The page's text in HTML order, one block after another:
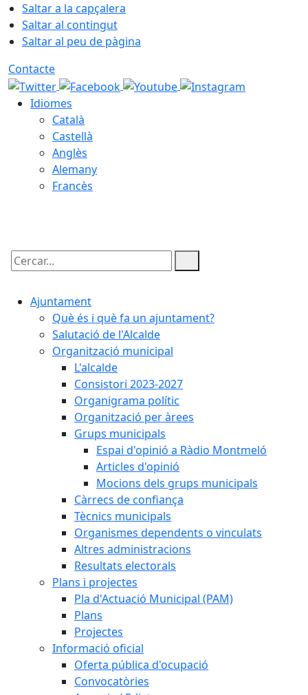
Saltar a la capçalera
Saltar al contingut
Saltar al peu de pàgina
Contacte
Idiomes
Català
Castellà
Anglès
Alemany
Francès
Cercar:
Ajuntament
Què és i què fa un ajuntament?
Salutació de l'Alcalde
Organització municipal
L'alcalde
Consistori 2023-2027
Organigrama polític
Organització per àrees
Grups municipals
Espai d'opinió a Ràdio Montmeló
Articles d'opinió
Mocions dels grups municipals
Càrrecs de confiança
Tècnics municipals
Organismes dependents o vinculats
Altres administracions
Resultats electorals
Plans i projectes
Pla d'Actuació Municipal (PAM)
Plans
Projectes
Informació oficial
Oferta pública d'ocupació
Convocatòries